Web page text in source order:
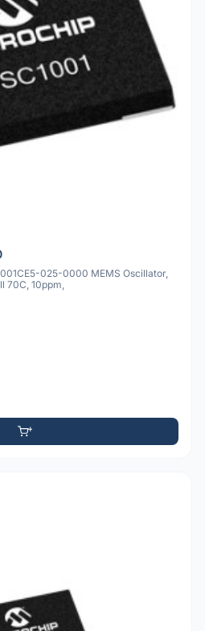
025-0000 MEMS Oscillator,
70C, 10ppm,